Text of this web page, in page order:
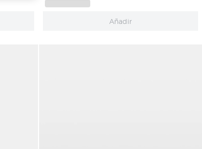
Añadir